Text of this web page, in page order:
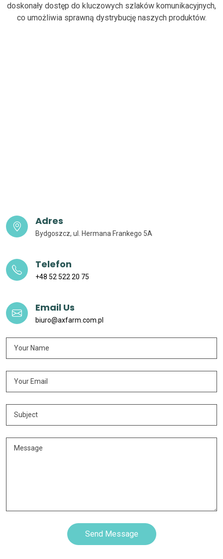
doskonały dostęp do kluczowych szlaków komunikacyjnych,
co umożliwia sprawną dystrybucję naszych produktów.
Adres
Bydgoszcz, ul. Hermana Frankego 5A
Telefon
+48 52 522 20 75
Email Us
biuro@axfarm.com.pl
Send Message